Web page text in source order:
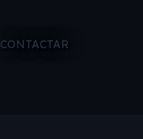
CONTACTAR